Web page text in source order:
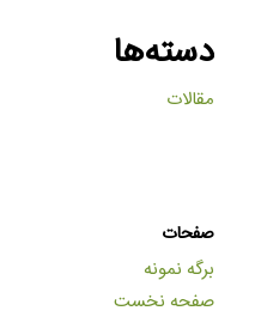
دسته‌ها
مقالات
صفحات
برگه نمونه
صفحه نخست